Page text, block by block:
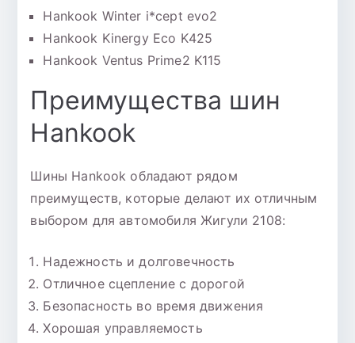
Hankook Winter i*cept evo2
Hankook Kinergy Eco K425
Hankook Ventus Prime2 K115
Преимущества шин
Hankook
Шины Hankook обладают рядом
преимуществ, которые делают их отличным
выбором для автомобиля Жигули 2108:
Надежность и долговечность
Отличное сцепление с дорогой
Безопасность во время движения
Хорошая управляемость